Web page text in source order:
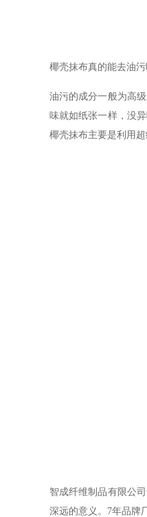
椰壳抹布真的能去油污
油污的成分一般为高
味就如纸张一样，没
椰壳抹布主要是利用
智成纤维制品有限公
深远的意义。7年品牌